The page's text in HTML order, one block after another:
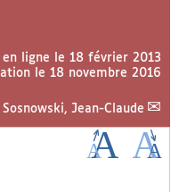
ligne le 18 février 2013
le 18 novembre 2016
Sosnowski, Jean-Claude